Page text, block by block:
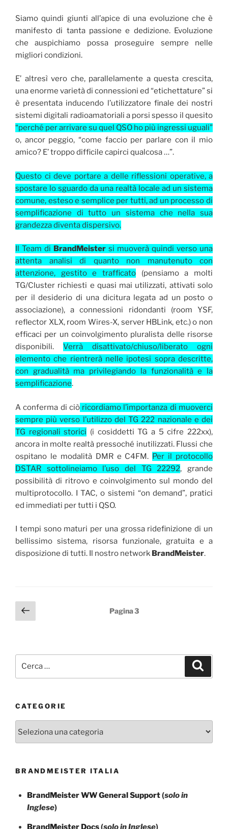
Siamo quindi giunti all’apice di una evoluzione che è
manifesto di tanta passione e dedizione. Evoluzione
che auspichiamo possa proseguire sempre nelle
migliori condizioni.
E’ altresì vero che, parallelamente a questa crescita,
una enorme varietà di connessioni ed “etichettature” si
è presentata inducendo l’utilizzatore finale dei nostri
sistemi digitali radioamatoriali a porsi spesso il quesito
“perché per arrivare su quel QSO ho più ingressi uguali”
o, ancor peggio, “come faccio per parlare con il mio
amico? E’ troppo difficile capirci qualcosa …”.
Questo ci deve portare a delle riflessioni operative, a
spostare lo sguardo da una realtà locale ad un sistema
comune, esteso e semplice per tutti, ad un processo di
semplificazione di tutto un sistema che nella sua
grandezza diventa dispersivo.
Il Team di BrandMeister si muoverà quindi verso una
attenta analisi di quanto non manutenuto con
attenzione, gestito e trafficato (pensiamo a molti
TG/Cluster richiesti e quasi mai utilizzati, attivati solo
per il desiderio di una dicitura legata ad un posto o
associazione), a connessioni ridondanti (room YSF,
reflector XLX, room Wires-X, server HBLink, etc.) o non
efficaci per un coinvolgimento pluralista delle risorse
disponibili. Verrà disattivato/chiuso/liberato ogni
elemento che rientrerà nelle ipotesi sopra descritte,
con gradualità ma privilegiando la funzionalità e la
semplificazione.
A conferma di ciòricordiamo l’importanza di muoverci
sempre più verso l’utilizzo del TG 222 nazionale e dei
TG regionali storici (i cosiddetti TG a 5 cifre 222xx),
ancora in molte realtà pressoché inutilizzati. Flussi che
ospitano le modalità DMR e C4FM. Per il protocollo
DSTAR sottolineiamo l’uso del TG 22292, grande
possibilità di ritrovo e coinvolgimento sul mondo del
multiprotocollo. I TAC, o sistemi “on demand”, pratici
ed immediati per tutti i QSO.
I tempi sono maturi per una grossa ridefinizione di un
bellissimo sistema, risorsa funzionale, gratuita e a
disposizione di tutti. Il nostro network BrandMeister.
Paginazione
degli
Pagina
precedente
Pagina3
CATEGORIE
BRANDMEISTER ITALIA
BrandMeister WW General Support(solo in
Inglese)
BrandMeister Docs(solo in Inglese)